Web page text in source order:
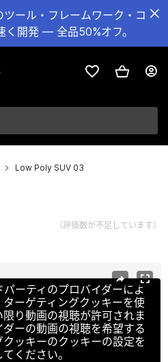
ール・フレームワーク・コ
く開発 — 全品50%オフ。
Low Poly SUV 03
（評価数が不足しています）
ーティのプロバイダーによ
ーゲティングクッキーを使
り動画の視聴が許可されま
ーの動画の視聴を希望する
ッキーのクッキーの設定を
ください。